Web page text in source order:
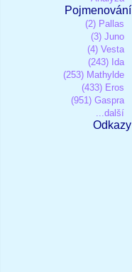
Pojmenování
(2) Pallas
(3) Juno
(4) Vesta
(243) Ida
(253) Mathylde
(433) Eros
(951) Gaspra
...další
Odkazy